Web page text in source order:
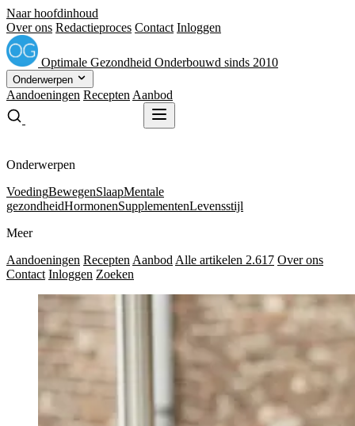
Naar hoofdinhoud
Over ons Redactieproces Contact Inloggen
Optimale Gezondheid Onderbouwd sinds 2010
Onderwerpen
Aandoeningen Recepten Aanbod
Onderwerpen
VoedingBewegenSlaapMentale
gezondheidHormonenSupplementenLevensstijl
Meer
Aandoeningen Recepten Aanbod Alle artikelen 2.617 Over ons
Contact Inloggen Zoeken